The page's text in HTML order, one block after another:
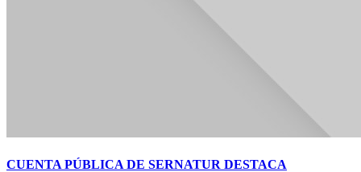
CUENTA PÚBLICA DE SERNATUR DESTACA